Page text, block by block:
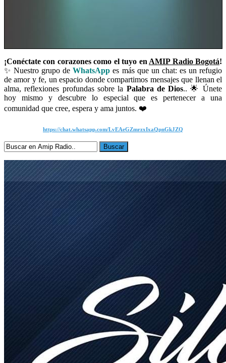
¡Conéctate con corazones como el tuyo en AMIP Radio Bogotá!
✨ Nuestro grupo deWhatsApp es más que un chat: es un refugio
de amor y fe, un espacio donde compartimos mensajes que llenan el
alma, reflexiones profundas sobre la Palabra de Dios.. 🌟 Únete
hoy mismo y descubre lo especial que es pertenecer a una
comunidad que cree, espera y ama juntos. ❤️
https://chat.whatsapp.com/LvEAeGZmrzxIxaQpnGkJZQ